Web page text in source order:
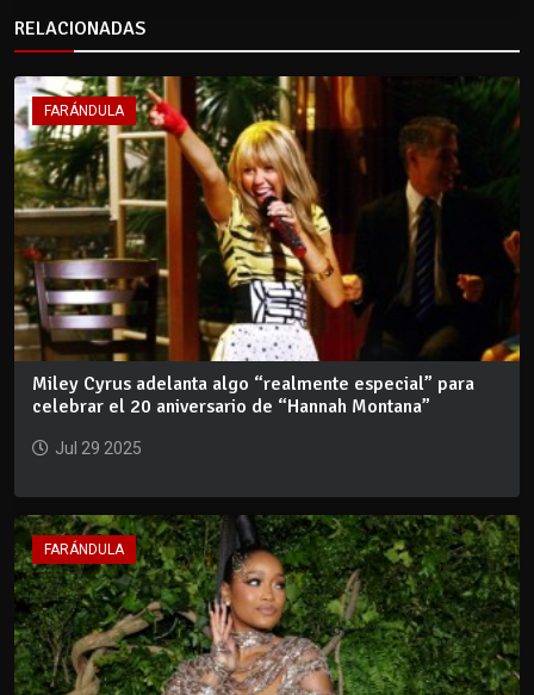
RELACIONADAS
FARÁNDULA
Miley Cyrus adelanta algo “realmente especial” para
celebrar el 20 aniversario de “Hannah Montana”
Jul 29 2025
FARÁNDULA